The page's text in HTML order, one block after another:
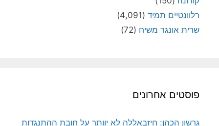
רלוונטיים תמיד (4,091)
שרית אונגר משיח (72)
פוסטים אחרונים
גרשון הכהן: חיזבאללה לא יוותר על חובת ההתנגדות